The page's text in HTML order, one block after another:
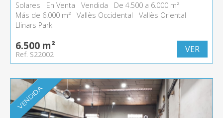
Solares En Venta Vendida
De 4.500 a 6.000 m²
Más de 6.000 m²
Vallès Occidental
Vallès Oriental
Llinars Park
6.500 m²
Ref. S22002 VER
VENDIDA